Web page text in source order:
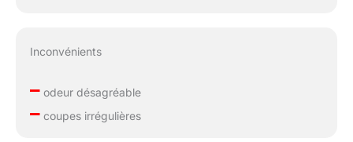
Inconvénients
–odeur désagréable
–coupes irrégulières